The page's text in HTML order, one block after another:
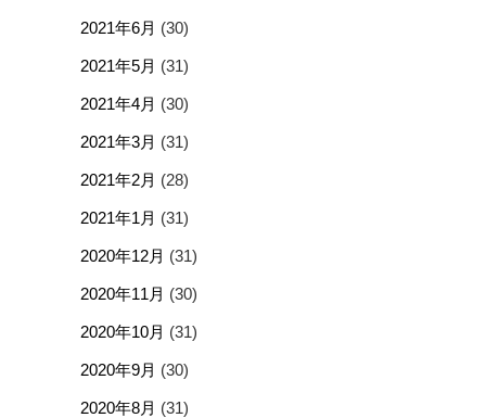
2021年6月 (30)
2021年5月 (31)
2021年4月 (30)
2021年3月 (31)
2021年2月 (28)
2021年1月 (31)
2020年12月 (31)
2020年11月 (30)
2020年10月 (31)
2020年9月 (30)
2020年8月 (31)